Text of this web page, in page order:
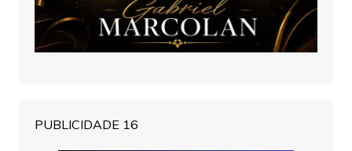
PUBLICIDADE 16